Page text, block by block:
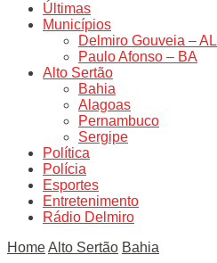
Últimas
Municípios
Delmiro Gouveia – AL
Paulo Afonso – BA
Alto Sertão
Bahia
Alagoas
Pernambuco
Sergipe
Política
Polícia
Esportes
Entretenimento
Rádio Delmiro
HomeAlto Sertão Bahia